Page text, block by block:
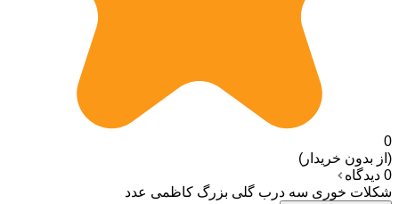
0
(از بدون خریدار)
0 دیدگاه
شکلات خوری سه درب گلی بزرگ کاظمی عدد